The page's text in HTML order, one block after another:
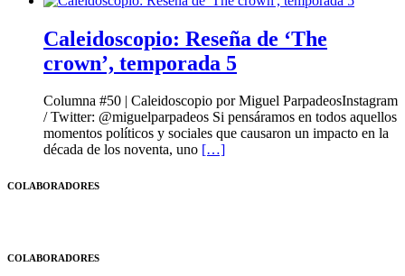
Caleidoscopio: Reseña de ‘The
crown’, temporada 5
Columna #50 | Caleidoscopio por Miguel ParpadeosInstagram
/ Twitter: @miguelparpadeos Si pensáramos en todos aquellos
momentos políticos y sociales que causaron un impacto en la
década de los noventa, uno […]
COLABORADORES
COLABORADORES